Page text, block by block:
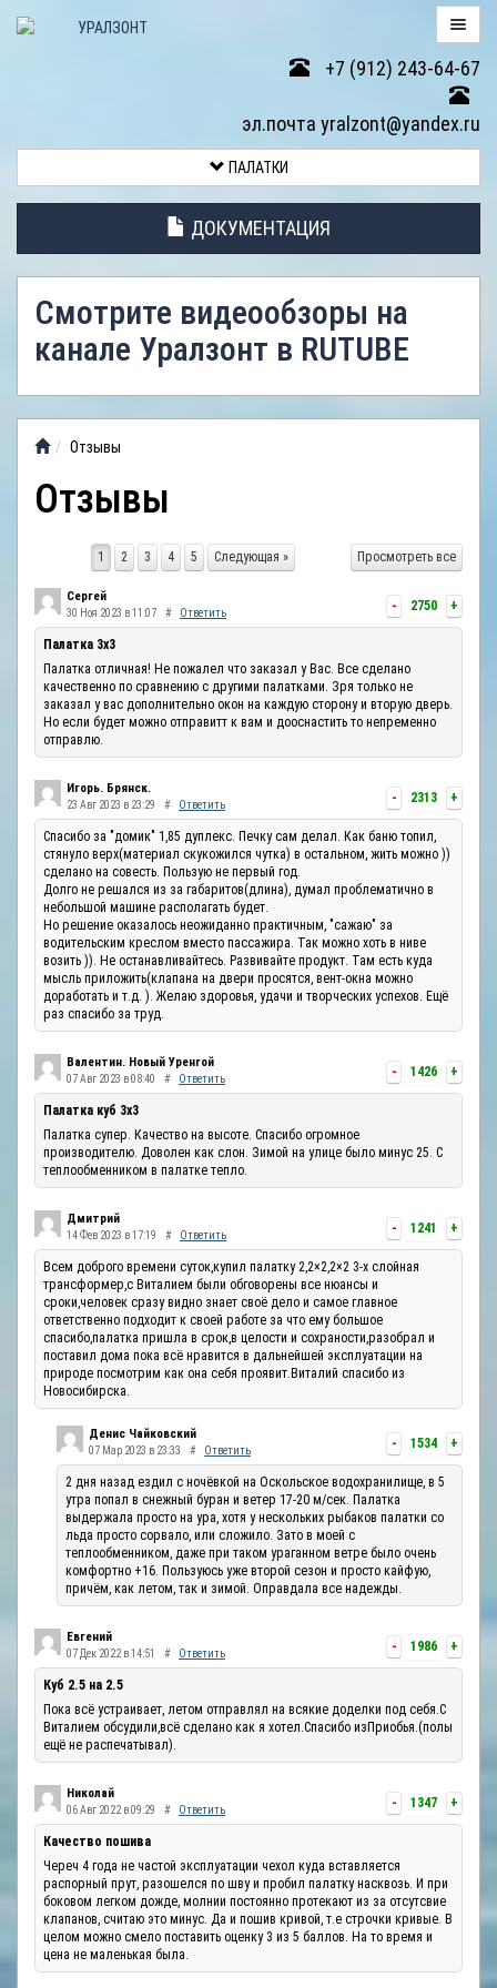
+7 (912) 243-64-67
эл.почта yralzont@yandex.ru
ТОВАРА
ПАЛАТОК
АНТИДОЖДЕВЫЕ
ТЕНТЫ
ВИДЕООБЗОР
ОТЗЫВЫ
ПАЛАТКИ
ДОКУМЕНТАЦИЯ
Смотрите видеообзоры на
канале Уралзонт в RUTUBE
Отзывы
Отзывы
Просмотреть все
1 2 3 4 5 Следующая »
- 2750 +
Сергей
30 Ноя 2023 в 11:07 # Ответить
Палатка 3х3
Палатка отличная! Не пожалел что заказал у Вас. Все сделано
качественно по сравнению с другими палатками. Зря только не
заказал у вас дополнительно окон на каждую сторону и вторую дверь.
Но если будет можно отправитт к вам и дооснастить то непременно
отправлю.
- 2313 +
Игорь. Брянск.
23 Авг 2023 в 23:29 # Ответить
Спасибо за "домик" 1,85 дуплекс. Печку сам делал. Как баню топил,
стянуло верх(материал скукожился чутка) в остальном, жить можно ))
сделано на совесть. Пользую не первый год.
Долго не решался из за габаритов(длина), думал проблематично в
небольшой машине располагать будет.
Но решение оказалось неожиданно практичным, "сажаю" за
водительским креслом вместо пассажира. Так можно хоть в ниве
возить )). Не останавливайтесь. Развивайте продукт. Там есть куда
мысль приложить(клапана на двери просятся, вент-окна можно
доработать и т.д. ). Желаю здоровья, удачи и творческих успехов. Ещё
раз спасибо за труд.
- 1426 +
Валентин. Новый Уренгой
07 Авг 2023 в 08:40 # Ответить
Палатка куб 3х3
Палатка супер. Качество на высоте. Спасибо огромное
производителю. Доволен как слон. Зимой на улице было минус 25. С
теплообменником в палатке тепло.
- 1241 +
Дмитрий
14 Фев 2023 в 17:19 # Ответить
Всем доброго времени суток,купил палатку 2,2×2,2×2 3-х слойная
трансформер,с Виталием были обговорены все нюансы и
сроки,человек сразу видно знает своё дело и самое главное
ответственно подходит к своей работе за что ему большое
спасибо,палатка пришла в срок,в целости и сохраности,разобрал и
поставил дома пока всё нравится в дальнейшей эксплуатации на
природе посмотрим как она себя проявит.Виталий спасибо из
Новосибирска.
- 1534 +
Денис Чайковский
07 Мар 2023 в 23:33 # Ответить
2 дня назад ездил с ночёвкой на Оскольское водохранилище, в 5
утра попал в снежный буран и ветер 17-20 м/сек. Палатка
выдержала просто на ура, хотя у нескольких рыбаков палатки со
льда просто сорвало, или сложило. Зато в моей с
теплообменником, даже при таком ураганном ветре было очень
комфортно +16. Пользуюсь уже второй сезон и просто кайфую,
причём, как летом, так и зимой. Оправдала все надежды.
- 1986 +
Евгений
07 Дек 2022 в 14:51 # Ответить
Куб 2.5 на 2.5
Пока всё устраивает, летом отправлял на всякие доделки под себя.С
Виталием обсудили,всё сделано как я хотел.Спасибо изПриобья.(полы
ещё не распечатывал).
- 1347 +
Николай
06 Авг 2022 в 09:29 # Ответить
Качество пошива
Череч 4 года не частой эксплуатации чехол куда вставляется
распорный прут, разошелся по шву и пробил палатку насквозь. И при
боковом легком дожде, молнии постоянно протекают из за отсутсвие
клапанов, считаю это минус. Да и пошив кривой, т.е строчки кривые. В
целом можно смело поставить оценку 3 из 5 баллов. На то время и
цена не маленькая была.